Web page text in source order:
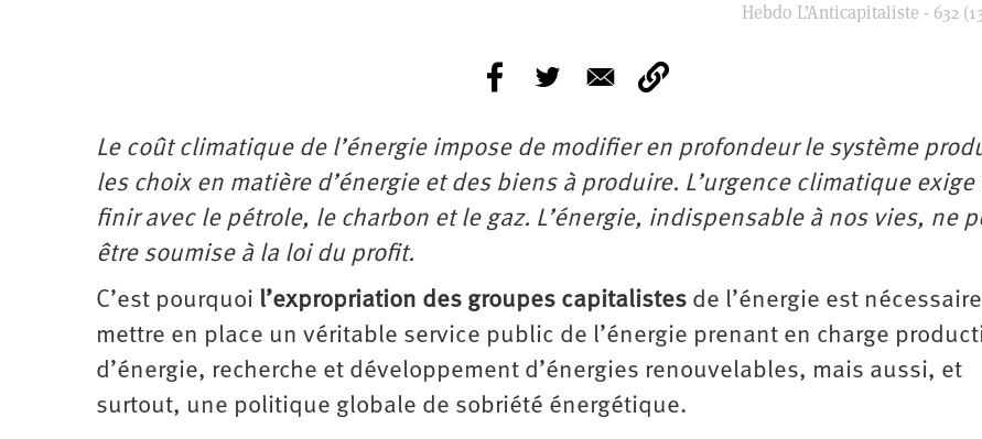
Hebdo L’Anticapitaliste - 632
Le coût climatique de l’énergie impose de modifier en profondeur le système
les choix en matière d’énergie et des biens à produire. L’urgence climatique exige
finir avec le pétrole, le charbon et le gaz. L’énergie, indispensable à nos vies, ne
être soumise à la loi du profit.
C’est pourquoi l’expropriation des groupes capitalistes de l’énergie est
mettre en place un véritable service public de l’énergie prenant en charge
d’énergie, recherche et développement d’énergies renouvelables, mais aussi, et
surtout, une politique globale de sobriété énergétique.